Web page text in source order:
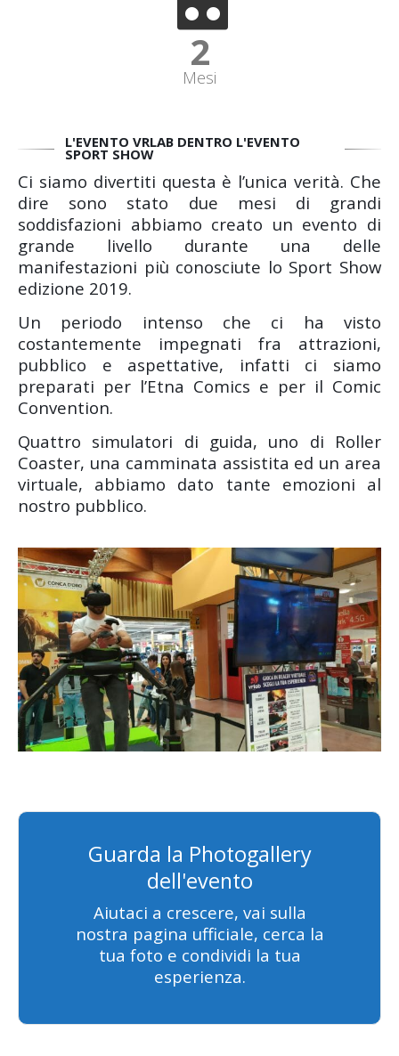
2
Mesi
L'EVENTO VRLAB DENTRO L'EVENTO
SPORT SHOW
Ci siamo divertiti questa è l’unica verità. Che
dire sono stato due mesi di grandi
soddisfazioni abbiamo creato un evento di
grande livello durante una delle
manifestazioni più conosciute lo Sport Show
edizione 2019.
Un periodo intenso che ci ha visto
costantemente impegnati fra attrazioni,
pubblico e aspettative, infatti ci siamo
preparati per l’Etna Comics e per il Comic
Convention.
Quattro simulatori di guida, uno di Roller
Coaster, una camminata assistita ed un area
virtuale, abbiamo dato tante emozioni al
nostro pubblico.
Guarda la Photogallery
dell'evento
Aiutaci a crescere, vai sulla
nostra pagina ufficiale, cerca la
tua foto e condividi la tua
esperienza.